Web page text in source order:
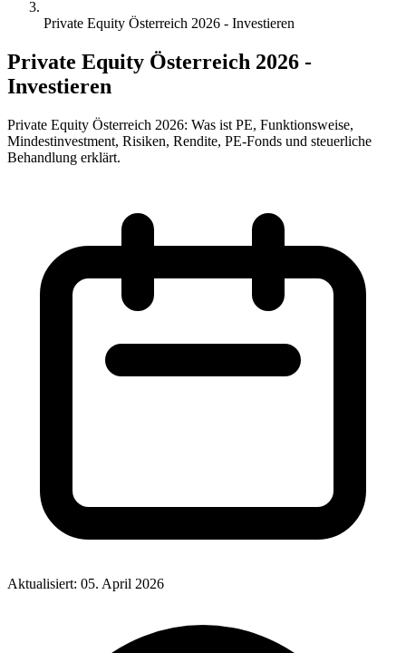
Private Equity Österreich 2026 - Investieren
Private Equity Österreich 2026 -
Investieren
Private Equity Österreich 2026: Was ist PE, Funktionsweise,
Mindestinvestment, Risiken, Rendite, PE-Fonds und steuerliche
Behandlung erklärt.
Aktualisiert: 05. April 2026